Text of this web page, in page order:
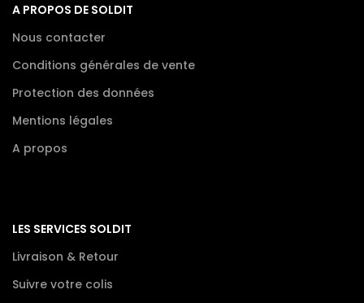
A PROPOS DE SOLDIT
Nous contacter
Conditions générales de vente
Protection des données
Mentions légales
A propos
LES SERVICES SOLDIT
Livraison & Retour
Suivre votre colis